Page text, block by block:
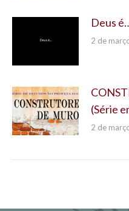
Deus
2 de
(Série
2 de